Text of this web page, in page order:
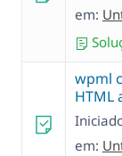
em:
wpml
HTML
em: